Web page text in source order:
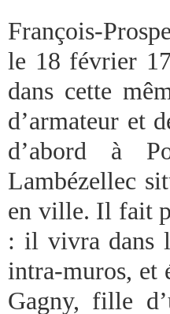
François-
le 18 février
dans cette
d’armateur et
d’abord à
Lambézellec
en ville. Il fait
: il vivra dans
intra-muros, et
Gagny, fille